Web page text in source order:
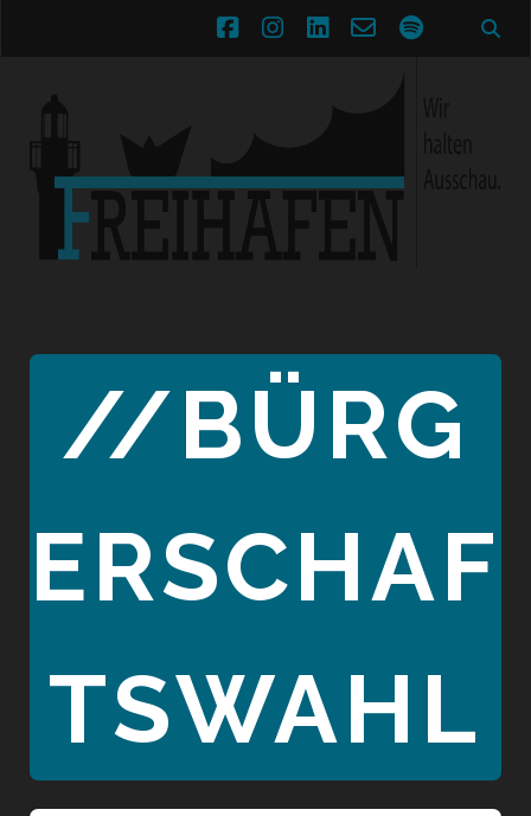
facebookinstagram
linkedin
email-spotify
//BÜRG
ERSCHAF
TSWAHL